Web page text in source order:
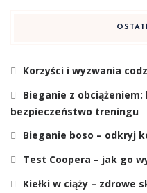
Korzyści i wyzwania
Bieganie z
bezpieczeństwo treningu
Bieganie boso – odkryj
Test Coopera – jak go
Kiełki w ciąży – zdrowe